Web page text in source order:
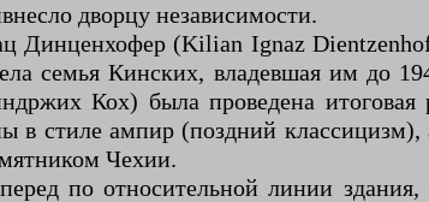
дворцу независимости.
Динценхофер (Kilian Ignaz
семья Кинских, владевшая им до
Кох) была проведена
стиле ампир (поздний
Чехии.
по относительной линии